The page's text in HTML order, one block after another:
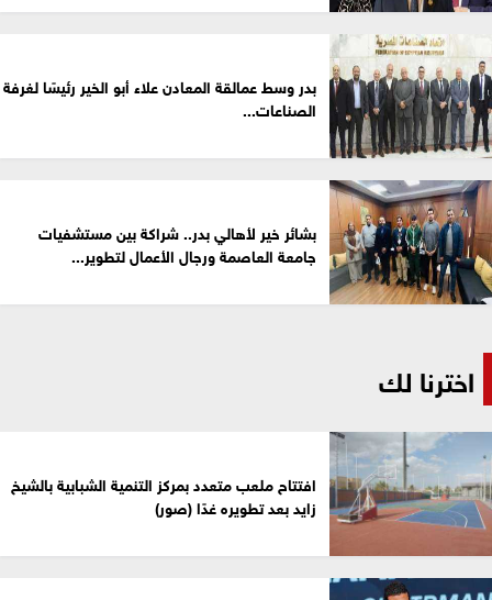
بدر وسط عمالقة المعادن علاء أبو الخير رئيسًا لغرفة
الصناعات...
بشائر خير لأهالي بدر.. شراكة بين مستشفيات
جامعة العاصمة ورجال الأعمال لتطوير...
اخترنا لك
افتتاح ملعب متعدد بمركز التنمية الشبابية بالشيخ
زايد بعد تطويره غدًا (صور)